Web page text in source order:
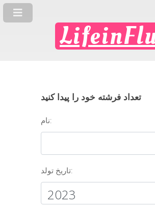
تعداد فرشته خود را پیدا کنید
نام:
تاریخ تولد: